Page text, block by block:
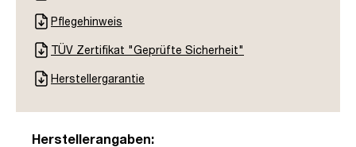
Pflegehinweis
TÜV Zertifikat "Geprüfte Sicherheit"
Herstellergarantie
Herstellerangaben: